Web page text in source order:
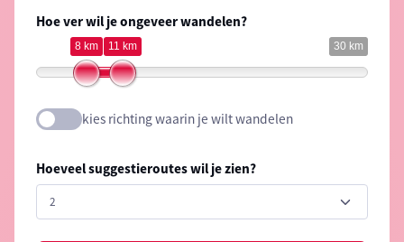
Hoe ver wil je ongeveer wandelen?
30 km
8 km 11 km
kies richting waarin je wilt wandelen
Hoeveel suggestieroutes wil je zien?